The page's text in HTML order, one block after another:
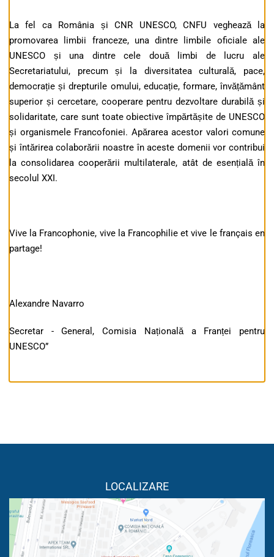
La fel ca România și CNR UNESCO, CNFU veghează la
promovarea limbii franceze, una dintre limbile oficiale ale
UNESCO și una dintre cele două limbi de lucru ale
Secretariatului, precum și la diversitatea culturală, pace,
democrație și drepturile omului, educație, formare, învățământ
superior și cercetare, cooperare pentru dezvoltare durabilă și
solidaritate, care sunt toate obiective împărtășite de UNESCO
și organismele Francofoniei. Apărarea acestor valori comune
și întărirea colaborării noastre în aceste domenii vor contribui
la consolidarea cooperării multilaterale, atât de esențială în
secolul XXI.
Vive la Francophonie, vive la Francophilie et vive le français en
partage!
Alexandre Navarro
Secretar - General, Comisia Națională a Franței pentru
UNESCO”
LOCALIZARE